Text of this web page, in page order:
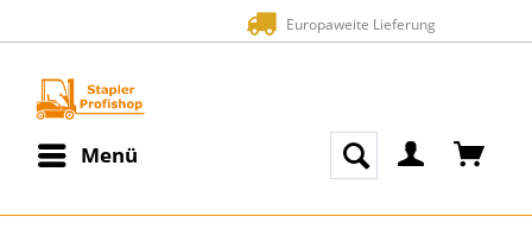
Zahlung auf Rechnung (Bonität vorausgesetzt)
Menü